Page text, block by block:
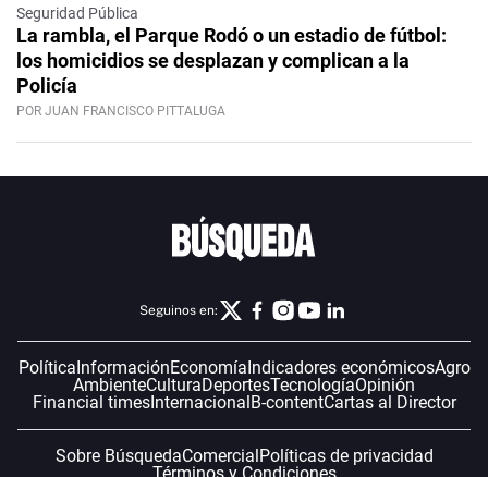
Seguridad Pública
La rambla, el Parque Rodó o un estadio de fútbol:
los homicidios se desplazan y complican a la
Policía
POR JUAN FRANCISCO PITTALUGA
Seguinos en:
PolíticaInformaciónEconomíaIndicadores económicosAgro
AmbienteCulturaDeportesTecnologíaOpinión
Financial timesInternacionalB-contentCartas al Director
Sobre BúsquedaComercialPolíticas de privacidad
Términos y Condiciones